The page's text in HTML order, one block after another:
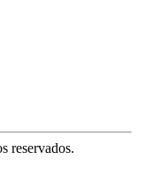
reservados.